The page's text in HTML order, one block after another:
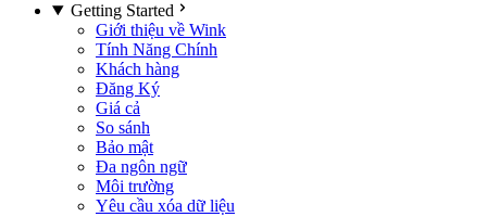
Getting Started
Giới thiệu về Wink
Tính Năng Chính
Khách hàng
Đăng Ký
Giá cả
So sánh
Bảo mật
Đa ngôn ngữ
Môi trường
Yêu cầu xóa dữ liệu